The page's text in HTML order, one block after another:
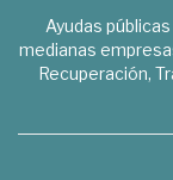
Ayudas
medianas
Recuperación,